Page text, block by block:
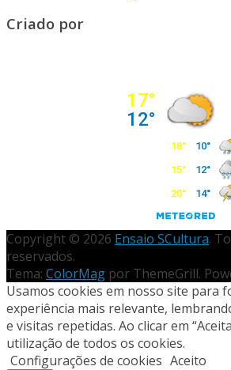
Criado por
Copyright © 2026 Ensaio SCultura.
reservados.
Tema: ColorMag por ThemeGrill.
Usamos cookies em nosso site para
experiência mais relevante,
e visitas repetidas. Ao clicar em
utilização de todos os cookies.
Configurações de cookies Aceito